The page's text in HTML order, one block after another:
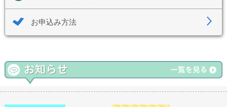
お申込み方法